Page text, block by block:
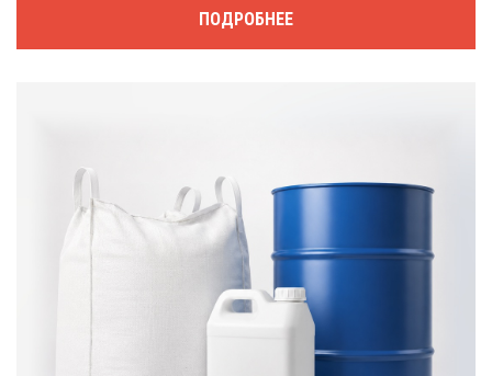
ПОДРОБНЕЕ